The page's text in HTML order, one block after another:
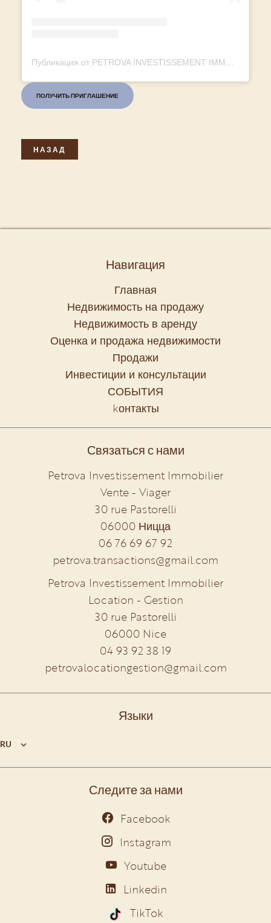
Публикация от PETROVA INVESTISSEMENT IMMOBILIER (@petrova.invest.immo)
ПОЛУЧИТЬ ПРИГЛАШЕНИЕ
НАЗАД
Навигация
Главная
Недвижимость на продажу
Недвижимость в аренду
Оценка и продажа недвижимости
Продажи
Инвестиции и консультации
СОБЫТИЯ
kонтакты
Связаться с нами
Petrova Investissement Immobilier
Vente - Viager
30 rue Pastorelli
06000 Ницца
06 76 69 67 92
petrova.transactions@gmail.com
Petrova Investissement Immobilier
Location - Gestion
30 rue Pastorelli
06000 Nice
04 93 92 38 19
petrovalocationgestion@gmail.com
Языки
RU
Следите за нами
Facebook
Instagram
Youtube
Linkedin
TikTok